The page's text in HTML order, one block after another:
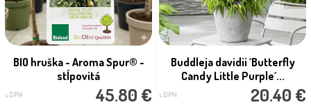
BIO hruška - Aroma Spur® -
stĺpovitá
s DPH 45.80 €
Buddleja davidii ´Butterfly
Candy Little Purple´...
s DPH 20.40 €